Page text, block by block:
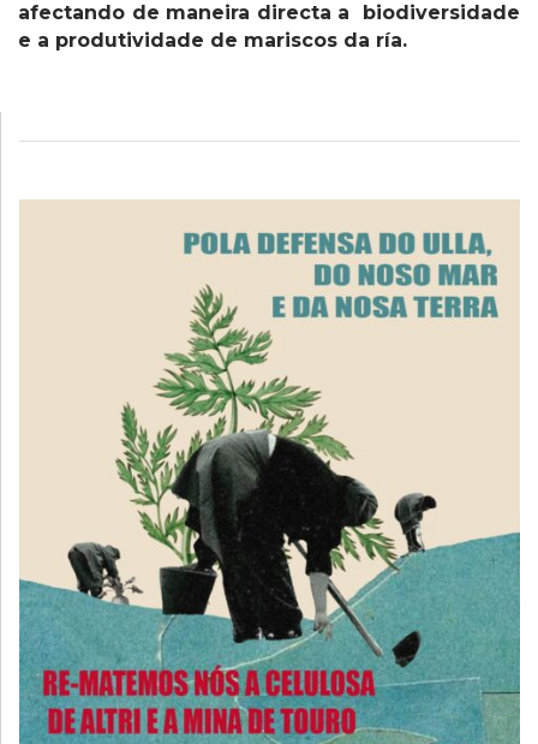
afectando de maneira directa a biodiversidade
e a produtividade de mariscos da ría.